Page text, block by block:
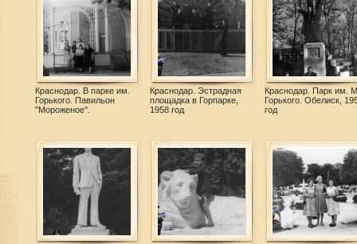
Краснодар. В парке им.
Горького. Павильон
"Мороженое".
Краснодар. Эстрадная
площадка в Горпарке,
1958 год
Краснодар. Парк им.
Горького. Обелиск,
год